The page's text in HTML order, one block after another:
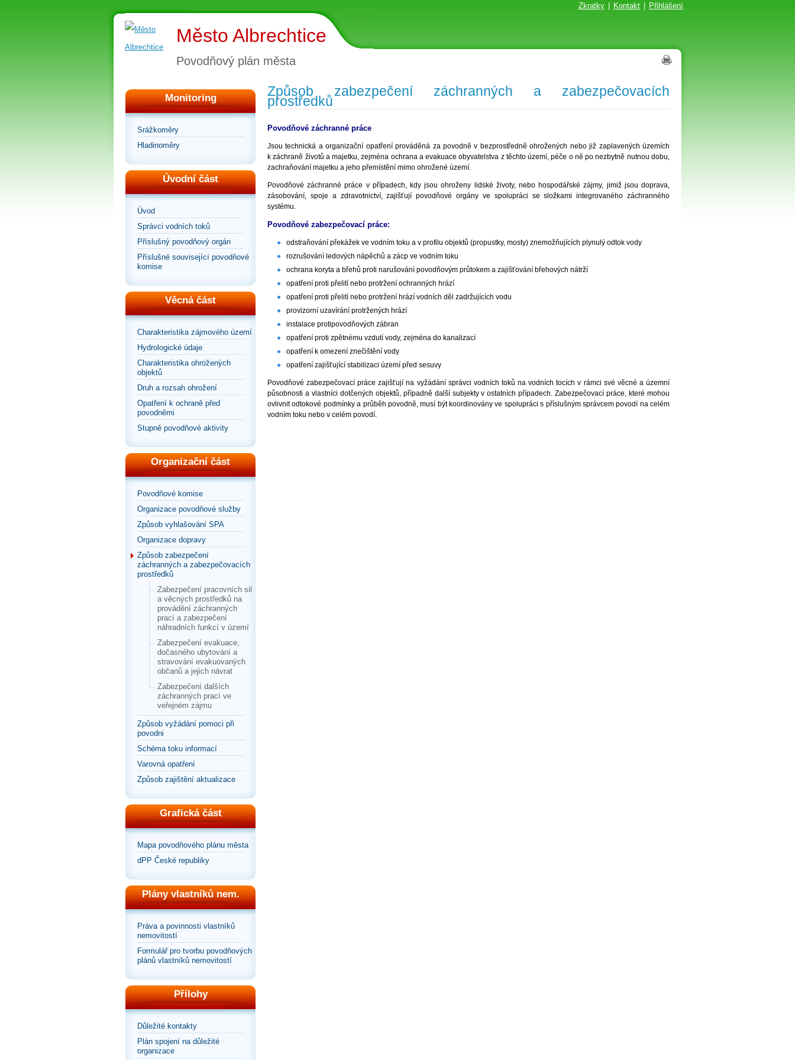
Zkratky Kontakt Přihlášení
Město Albrechtice
Povodňový plán města
Monitoring
Srážkoměry
Hladinoměry
Úvodní část
Úvod
Správci vodních toků
Příslušný povodňový orgán
Příslušné související povodňové
komise
Věcná část
Charakteristika zájmového území
Hydrologické údaje
Charakteristika ohrožených
objektů
Druh a rozsah ohrožení
Opatření k ochraně před
povodněmi
Stupně povodňové aktivity
Organizační část
Povodňové komise
Organizace povodňové služby
Způsob vyhlašování SPA
Organizace dopravy
Způsob zabezpečení
záchranných a zabezpečovacích
prostředků
Zabezpečení pracovních sil
a věcných prostředků na
provádění záchranných
prací a zabezpečení
náhradních funkcí v území
Zabezpečení evakuace,
dočasného ubytování a
stravování evakuovaných
občanů a jejich návrat
Zabezpečení dalších
záchranných prací ve
veřejném zájmu
Způsob vyžádání pomoci při
povodni
Schéma toku informací
Varovná opatření
Způsob zajištění aktualizace
Grafická část
Mapa povodňového plánu města
dPP České republiky
Plány vlastníků nem.
Práva a povinnosti vlastníků
nemovitostí
Formulář pro tvorbu povodňových
plánů vlastníků nemovitostí
Přílohy
Důležité kontakty
Plán spojení na důležité
organizace
Způsob zabezpečení záchranných a zabezpečovacích
prostředků
Povodňové záchranné práce
Jsou technická a organizační opatření prováděná za povodně v bezprostředně ohrožených nebo již zaplavených územích
k záchraně životů a majetku, zejména ochrana a evakuace obyvatelstva z těchto území, péče o ně po nezbytně nutnou dobu,
zachraňování majetku a jeho přemístění mimo ohrožené území.
Povodňové záchranné práce v případech, kdy jsou ohroženy lidské životy, nebo hospodářské zájmy, jimiž jsou doprava,
zásobování, spoje a zdravotnictví, zajišťují povodňové orgány ve spolupráci se složkami integrovaného záchranného
systému.
Povodňové zabezpečovací práce:
odstraňování překážek ve vodním toku a v profilu objektů (propustky, mosty) znemožňujících plynulý odtok vody
rozrušování ledových nápěchů a zácp ve vodním toku
ochrana koryta a břehů proti narušování povodňovým průtokem a zajišťování břehových nátrží
opatření proti přelití nebo protržení ochranných hrází
opatření proti přelití nebo protržení hrází vodních děl zadržujících vodu
provizorní uzavírání protržených hrází
instalace protipovodňových zábran
opatření proti zpětnému vzdutí vody, zejména do kanalizací
opatření k omezení znečištění vody
opatření zajišťující stabilizaci území před sesuvy
Povodňové zabezpečovací práce zajišťují na vyžádání správci vodních toků na vodních tocích v rámci své věcné a územní
působnosti a vlastníci dotčených objektů, případně další subjekty v ostatních případech. Zabezpečovací práce, které mohou
ovlivnit odtokové podmínky a průběh povodně, musí být koordinovány ve spolupráci s příslušným správcem povodí na celém
vodním toku nebo v celém povodí.